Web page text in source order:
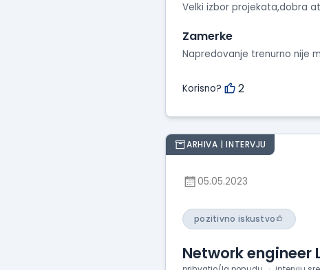
Velki izbor projekata,dobra
Zamerke
Napredovanje trenurno nije
Korisno? 2
ARHIVA | INTERVJU
05.05.2023
pozitivno iskustvo
Network engineer